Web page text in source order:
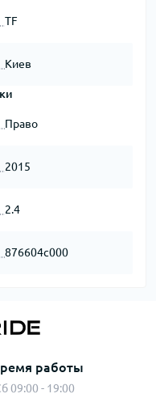
TF
Киев
Право
2015
2.4
876604c000
работы
09:00 - 19:00